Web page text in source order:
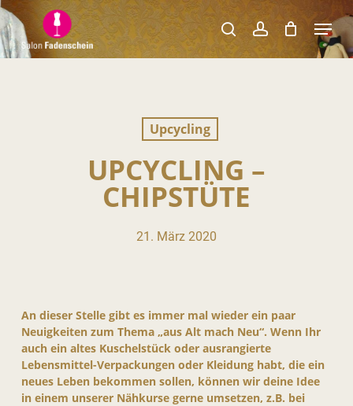
Skip
to
main
searchaccount
Menu
Upcycling
UPCYCLING –
CHIPSTÜTE
21. März 2020
An dieser Stelle gibt es immer mal wieder ein paar
Neuigkeiten zum Thema „aus Alt mach Neu“. Wenn Ihr
auch ein altes Kuschelstück oder ausrangierte
Lebensmittel-Verpackungen oder Kleidung habt, die ein
neues Leben bekommen sollen, können wir deine Idee
in einem unserer Nähkurse gerne umsetzen, z.B. bei
Close